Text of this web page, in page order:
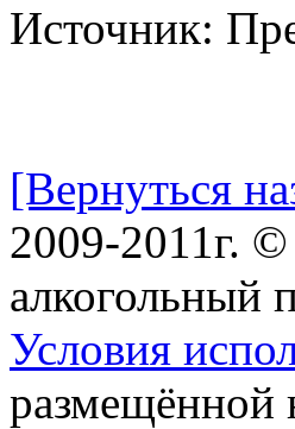
Источник:
[Вернуться
2009-2011г.
алкогольный
Условия
размещённой